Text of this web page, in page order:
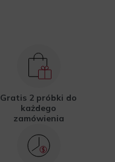
Gratis 2 próbki do
każdego
zamówienia